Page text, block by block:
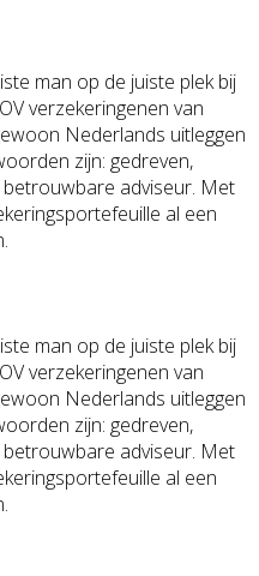
man op de juiste plek bij
verzekeringenen van
Nederlands uitleggen
zijn: gedreven,
adviseur. Met
al een
man op de juiste plek bij
verzekeringenen van
Nederlands uitleggen
zijn: gedreven,
adviseur. Met
al een